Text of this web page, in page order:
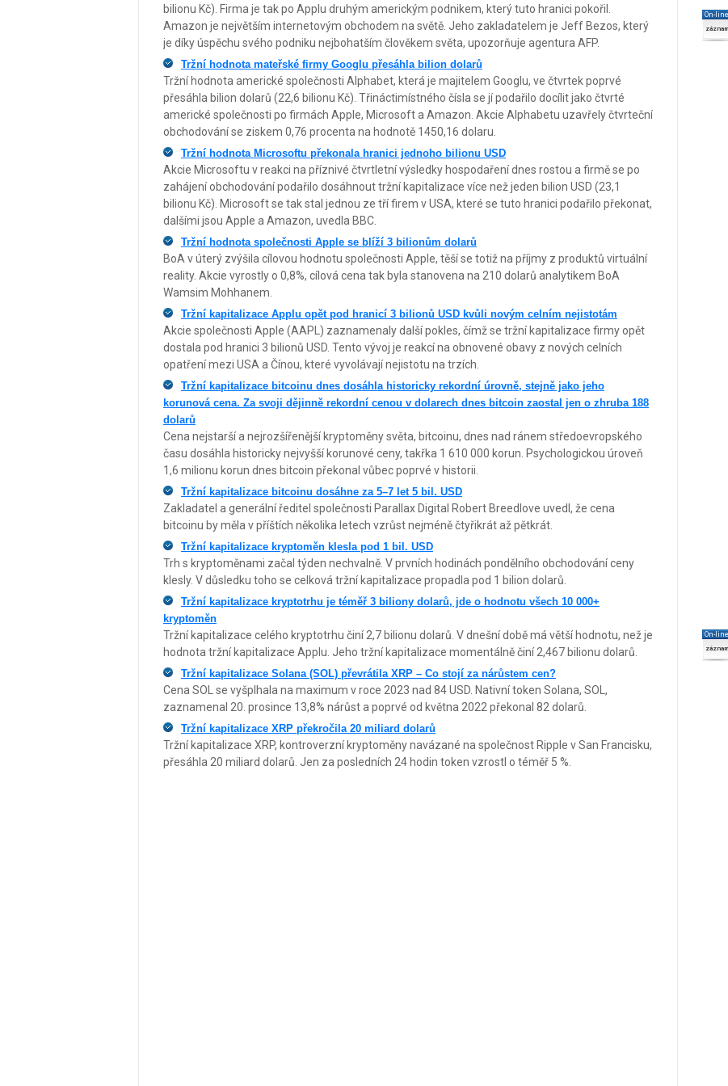
bilionu Kč). Firma je tak po Applu druhým americkým podnikem, který tuto hranici pokořil.
Amazon je největším internetovým obchodem na světě. Jeho zakladatelem je Jeff Bezos, který
je díky úspěchu svého podniku nejbohatším člověkem světa, upozorňuje agentura AFP.
Tržní hodnota mateřské firmy Googlu přesáhla bilion dolarů
Tržní hodnota americké společnosti Alphabet, která je majitelem Googlu, ve čtvrtek poprvé
přesáhla bilion dolarů (22,6 bilionu Kč). Třináctimístného čísla se jí podařilo docílit jako čtvrté
americké společnosti po firmách Apple, Microsoft a Amazon. Akcie Alphabetu uzavřely čtvrteční
obchodování se ziskem 0,76 procenta na hodnotě 1450,16 dolaru.
Tržní hodnota Microsoftu překonala hranici jednoho bilionu USD
Akcie Microsoftu v reakci na příznivé čtvrtletní výsledky hospodaření dnes rostou a firmě se po
zahájení obchodování podařilo dosáhnout tržní kapitalizace více než jeden bilion USD (23,1
bilionu Kč). Microsoft se tak stal jednou ze tří firem v USA, které se tuto hranici podařilo překonat,
dalšími jsou Apple a Amazon, uvedla BBC.
Tržní hodnota společnosti Apple se blíží 3 bilionům dolarů
BoA v úterý zvýšila cílovou hodnotu společnosti Apple, těší se totiž na příjmy z produktů virtuální
reality. Akcie vyrostly o 0,8%, cílová cena tak byla stanovena na 210 dolarů analytikem BoA
Wamsim Mohhanem.
Tržní kapitalizace Applu opět pod hranicí 3 bilionů USD kvůli novým celním nejistotám​
Akcie společnosti Apple (AAPL) zaznamenaly další pokles, čímž se tržní kapitalizace firmy opět
dostala pod hranici 3 bilionů USD. Tento vývoj je reakcí na obnovené obavy z nových celních
opatření mezi USA a Čínou, které vyvolávají nejistotu na trzích.​
Tržní kapitalizace bitcoinu dnes dosáhla historicky rekordní úrovně, stejně jako jeho
korunová cena. Za svoji dějinně rekordní cenou v dolarech dnes bitcoin zaostal jen o zhruba 188
dolarů
Cena nejstarší a nejrozšířenější kryptoměny světa, bitcoinu, dnes nad ránem středoevropského
času dosáhla historicky nejvyšší korunové ceny, takřka 1 610 000 korun. Psychologickou úroveň
1,6 milionu korun dnes bitcoin překonal vůbec poprvé v historii.
Tržní kapitalizace bitcoinu dosáhne za 5–7 let 5 bil. USD
Zakladatel a generální ředitel společnosti Parallax Digital Robert Breedlove uvedl, že cena
bitcoinu by měla v příštích několika letech vzrůst nejméně čtyřikrát až pětkrát.
Tržní kapitalizace kryptoměn klesla pod 1 bil. USD
Trh s kryptoměnami začal týden nechvalně. V prvních hodinách pondělního obchodování ceny
klesly. V důsledku toho se celková tržní kapitalizace propadla pod 1 bilion dolarů.
Tržní kapitalizace kryptotrhu je téměř 3 biliony dolarů, jde o hodnotu všech 10 000+
kryptoměn
Tržní kapitalizace celého kryptotrhu činí 2,7 bilionu dolarů. V dnešní době má větší hodnotu, než je
hodnota tržní kapitalizace Applu. Jeho tržní kapitalizace momentálně činí 2,467 bilionu dolarů.
Tržní kapitalizace Solana (SOL) převrátila XRP – Co stojí za nárůstem cen?
Cena SOL se vyšplhala na maximum v roce 2023 nad 84 USD. Nativní token Solana, SOL,
zaznamenal 20. prosince 13,8% nárůst a poprvé od května 2022 překonal 82 dolarů.
Tržní kapitalizace XRP překročila 20 miliard dolarů
Tržní kapitalizace XRP, kontroverzní kryptoměny navázané na společnost Ripple v San Francisku,
přesáhla 20 miliard dolarů. Jen za posledních 24 hodin token vzrostl o téměř 5 %.
On-line
záznam
On-line
záznam